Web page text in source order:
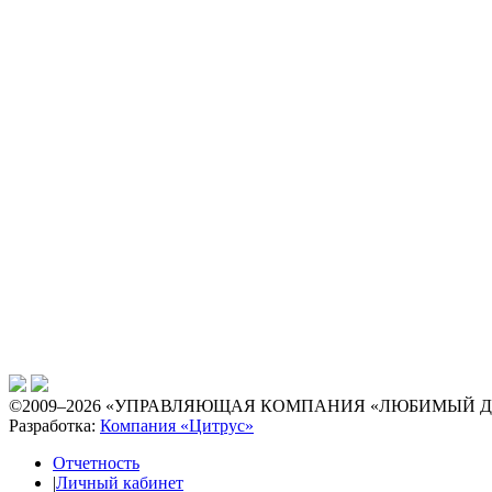
©2009–2026 «УПРАВЛЯЮЩАЯ КОМПАНИЯ «ЛЮБИМЫЙ
Разработка: Компания «Цитрус»
Отчетность
|Личный кабинет